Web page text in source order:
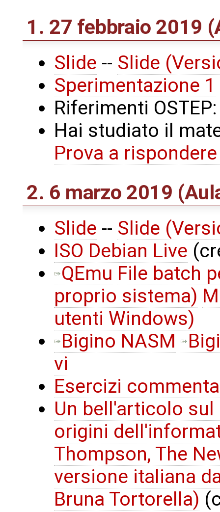
1. 27 febbraio 2019
Slide -- Slide
Sperimentazione 1
Riferimenti
Hai studiato il
Prova a
2. 6 marzo 2019
Slide -- Slide
ISO Debian Live
QEmu File batch
proprio sistema)
utenti Windows)
Bigino NASM
vi
Esercizi
Un bell'articolo
origini
Thompson, The
versione italiana
Bruna Tortorella)